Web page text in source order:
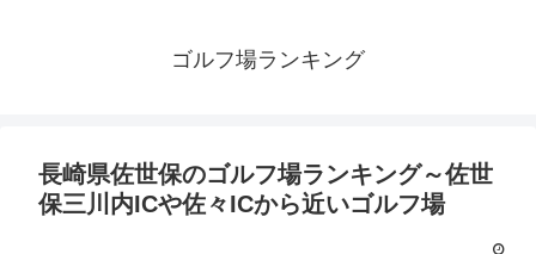
ゴルフ場ランキング
長崎県佐世保のゴルフ場ランキング～佐世
保三川内ICや佐々ICから近いゴルフ場